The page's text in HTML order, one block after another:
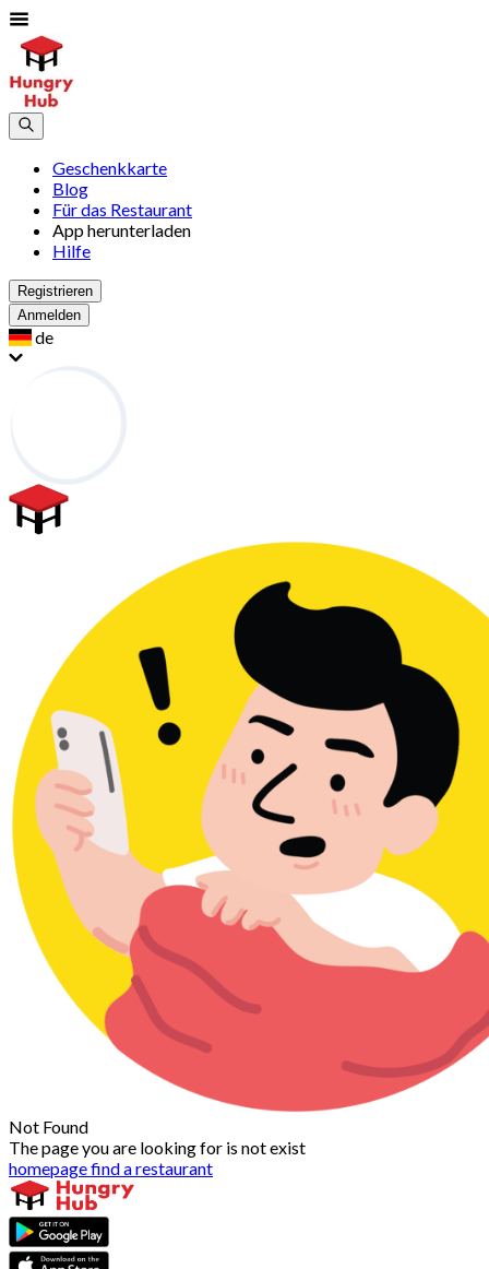
Geschenkkarte
Blog
Für das Restaurant
App herunterladen
Hilfe
Registrieren
Anmelden
de
Not Found
The page you are looking for is not exist
homepagefind a restaurant